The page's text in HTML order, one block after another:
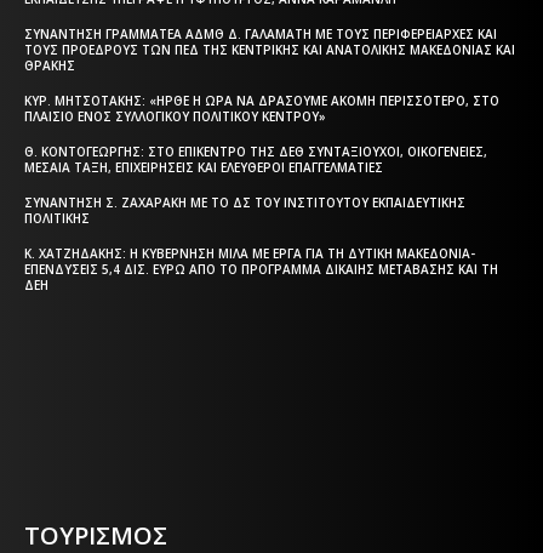
ΣΥΝΆΝΤΗΣΗ ΓΡΑΜΜΑΤΈΑ ΑΔΜΘ Δ. ΓΑΛΑΜΆΤΗ ΜΕ ΤΟΥΣ ΠΕΡΙΦΕΡΕΙΆΡΧΕΣ ΚΑΙ
ΤΟΥΣ ΠΡΟΈΔΡΟΥΣ ΤΩΝ ΠΕΔ ΤΗΣ ΚΕΝΤΡΙΚΉΣ ΚΑΙ ΑΝΑΤΟΛΙΚΉΣ ΜΑΚΕΔΟΝΊΑΣ ΚΑΙ
ΘΡΆΚΗΣ
ΚΥΡ. ΜΗΤΣΟΤΆΚΗΣ: «ΉΡΘΕ Η ΏΡΑ ΝΑ ΔΡΆΣΟΥΜΕ ΑΚΌΜΗ ΠΕΡΙΣΣΌΤΕΡΟ, ΣΤΟ
ΠΛΑΊΣΙΟ ΕΝΌΣ ΣΥΛΛΟΓΙΚΟΎ ΠΟΛΙΤΙΚΟΎ ΚΈΝΤΡΟΥ»
Θ. ΚΟΝΤΟΓΕΏΡΓΗΣ: ΣΤΟ ΕΠΊΚΕΝΤΡΟ ΤΗΣ ΔΕΘ ΣΥΝΤΑΞΙΟΎΧΟΙ, ΟΙΚΟΓΈΝΕΙΕΣ,
ΜΕΣΑΊΑ ΤΆΞΗ, ΕΠΙΧΕΙΡΉΣΕΙΣ ΚΑΙ ΕΛΕΎΘΕΡΟΙ ΕΠΑΓΓΕΛΜΑΤΊΕΣ
ΣΥΝΆΝΤΗΣΗ Σ. ΖΑΧΑΡΆΚΗ ΜΕ ΤΟ ΔΣ ΤΟΥ ΙΝΣΤΙΤΟΎΤΟΥ ΕΚΠΑΙΔΕΥΤΙΚΉΣ
ΠΟΛΙΤΙΚΉΣ
Κ. ΧΑΤΖΗΔΆΚΗΣ: Η ΚΥΒΈΡΝΗΣΗ ΜΙΛΆ ΜΕ ΈΡΓΑ ΓΙΑ ΤΗ ΔΥΤΙΚΉ ΜΑΚΕΔΟΝΊΑ-
ΕΠΕΝΔΎΣΕΙΣ 5,4 ΔΙΣ. ΕΥΡΏ ΑΠΌ ΤΟ ΠΡΌΓΡΑΜΜΑ ΔΊΚΑΙΗΣ ΜΕΤΆΒΑΣΗΣ ΚΑΙ ΤΗ
ΔΕΗ
ΤΟΥΡΙΣΜΟΣ